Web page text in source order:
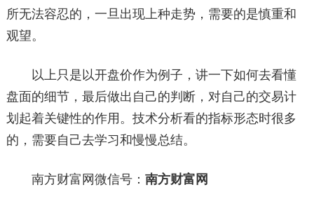
所无法容忍的，一旦出现上种走势，需要的是慎重和
观望。
以上只是以开盘价作为例子，讲一下如何去看懂
盘面的细节，最后做出自己的判断，对自己的交易计
划起着关键性的作用。技术分析看的指标形态时很多
的，需要自己去学习和慢慢总结。
南方财富网微信号： 南方财富网